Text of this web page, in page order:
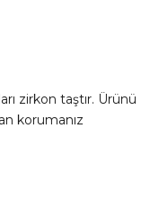
zirkon taştır. Ürünü
korumanız